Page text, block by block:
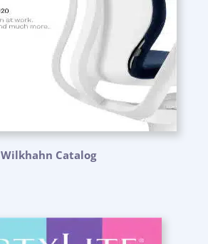
Wilkhahn Catalog